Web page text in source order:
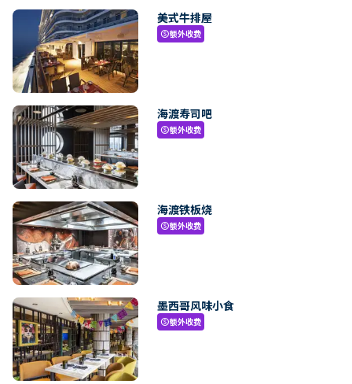
美式牛排屋
paid额外收费
海渡寿司吧
paid额外收费
海渡铁板烧
paid额外收费
墨西哥风味小食
paid额外收费